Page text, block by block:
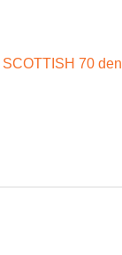
SCOTTISH 70 den